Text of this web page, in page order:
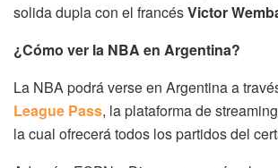
solida dupla con el francésVictor
¿Cómo ver la NBA en Argentina?
La NBA podrá verse en Argentina a
League Pass, la plataforma de
la cual ofrecerá todos los partidos del